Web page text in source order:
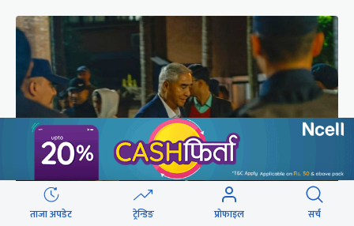
ताजा अपडेट ट्रेन्डिङ प्रोफाइल सर्च